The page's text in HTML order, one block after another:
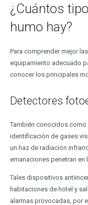
¿Cuántos
humo hay?
Para comprender mejor
equipamiento adecuado
conocer los principales
Detectores
También conocidos
identificación de gases
un haz de radiación
emanaciones penetran en
Tales dispositivos
habitaciones de hotel y
alarmas provocadas, por